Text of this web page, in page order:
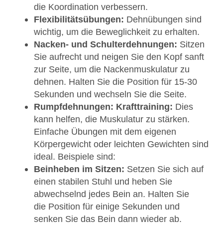
die Koordination verbessern.
Flexibilitätsübungen: Dehnübungen sind
wichtig, um die Beweglichkeit zu erhalten.
Nacken- und Schulterdehnungen: Sitzen
Sie aufrecht und neigen Sie den Kopf sanft
zur Seite, um die Nackenmuskulatur zu
dehnen. Halten Sie die Position für 15-30
Sekunden und wechseln Sie die Seite.
Rumpfdehnungen: Krafttraining: Dies
kann helfen, die Muskulatur zu stärken.
Einfache Übungen mit dem eigenen
Körpergewicht oder leichten Gewichten sind
ideal. Beispiele sind:
Beinheben im Sitzen: Setzen Sie sich auf
einen stabilen Stuhl und heben Sie
abwechselnd jedes Bein an. Halten Sie
die Position für einige Sekunden und
senken Sie das Bein dann wieder ab.